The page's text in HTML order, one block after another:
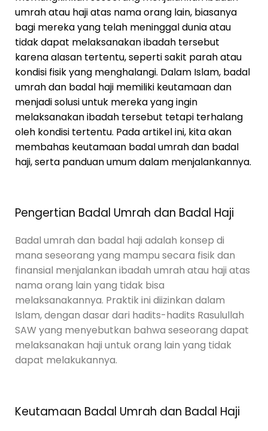
umrah atau haji atas nama orang lain, biasanya
bagi mereka yang telah meninggal dunia atau
tidak dapat melaksanakan ibadah tersebut
karena alasan tertentu, seperti sakit parah atau
kondisi fisik yang menghalangi. Dalam Islam, badal
umrah dan badal haji memiliki keutamaan dan
menjadi solusi untuk mereka yang ingin
melaksanakan ibadah tersebut tetapi terhalang
oleh kondisi tertentu. Pada artikel ini, kita akan
membahas keutamaan badal umrah dan badal
haji, serta panduan umum dalam menjalankannya.
Pengertian Badal Umrah dan Badal Haji
Badal umrah dan badal haji adalah konsep di
mana seseorang yang mampu secara fisik dan
finansial menjalankan ibadah umrah atau haji atas
nama orang lain yang tidak bisa
melaksanakannya. Praktik ini diizinkan dalam
Islam, dengan dasar dari hadits-hadits Rasulullah
SAW yang menyebutkan bahwa seseorang dapat
melaksanakan haji untuk orang lain yang tidak
dapat melakukannya.
Keutamaan Badal Umrah dan Badal Haji